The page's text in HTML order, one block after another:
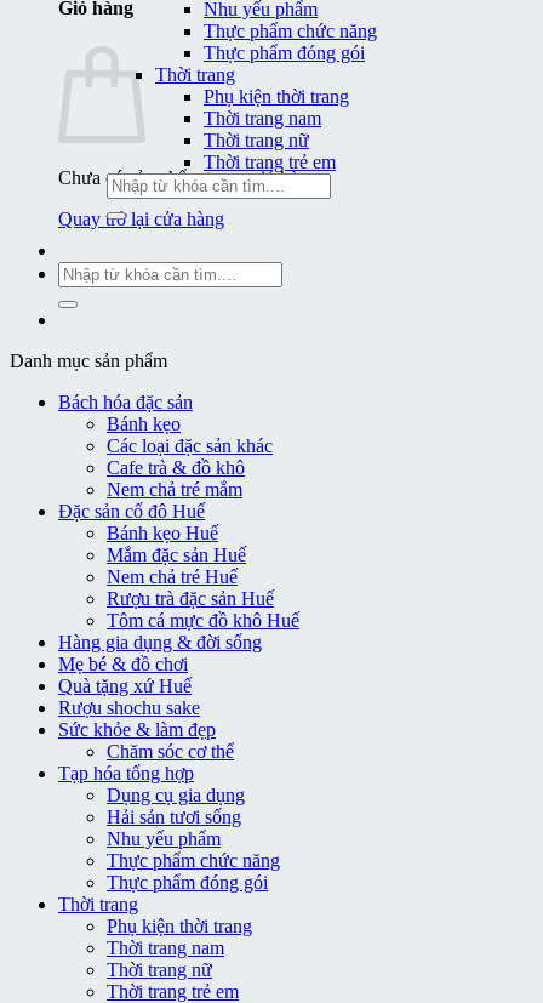
Giỏ hàng
Chưa có sản phẩm trong giỏ hàng.
Quay trở lại cửa hàng
Nhu yếu phẩm
Thực phẩm chức năng
Thực phẩm đóng gói
Thời trang
Phụ kiện thời trang
Thời trang nam
Thời trang nữ
Thời trang trẻ em
Tìm
kiếm:
Tìm
kiếm:
Danh mục sản phẩm
Bách hóa đặc sản
Bánh kẹo
Các loại đặc sản khác
Cafe trà & đồ khô
Nem chả tré mắm
Đặc sản cố đô Huế
Bánh kẹo Huế
Mắm đặc sản Huế
Nem chả tré Huế
Rượu trà đặc sản Huế
Tôm cá mực đồ khô Huế
Hàng gia dụng & đời sống
Mẹ bé & đồ chơi
Quà tặng xứ Huế
Rượu shochu sake
Sức khỏe & làm đẹp
Chăm sóc cơ thể
Tạp hóa tổng hợp
Dụng cụ gia dụng
Hải sản tươi sống
Nhu yếu phẩm
Thực phẩm chức năng
Thực phẩm đóng gói
Thời trang
Phụ kiện thời trang
Thời trang nam
Thời trang nữ
Thời trang trẻ em